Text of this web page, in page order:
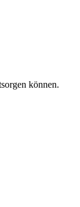
können.